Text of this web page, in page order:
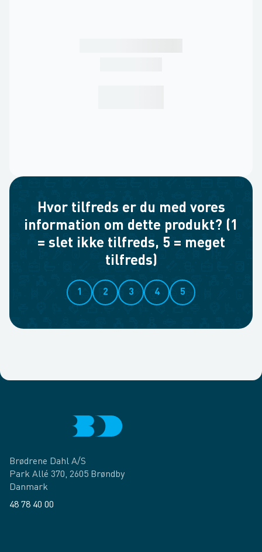
Hvor tilfreds er du med vores
information om dette produkt? (1
= slet ikke tilfreds, 5 = meget
tilfreds)
1 2 3 4 5
Brødrene Dahl A/S
Park Allé 370, 2605 Brøndby
Danmark
48 78 40 00